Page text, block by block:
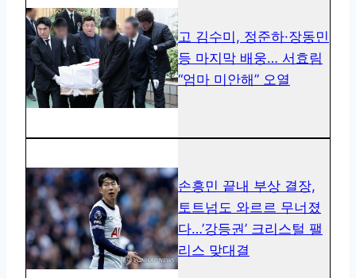
고 김수미, 정준하·장동민
등 마지막 배웅… 서효림
“엄마 미안해” 오열
손흥민 끝내 부상 결장,
토트넘도 와르르 무너졌
다…’강등권’ 크리스털 팰
리스 맞대결